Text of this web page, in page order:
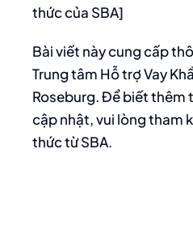
thức của SBA]
Bài viết này cung cấp
Trung tâm Hỗ trợ Vay
Roseburg. Để biết thêm
cập nhật, vui lòng tham
thức từ SBA.